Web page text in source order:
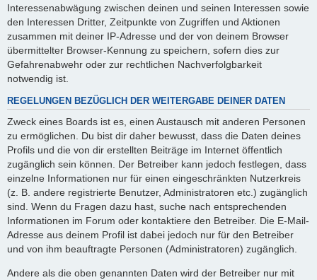
Interessenabwägung zwischen deinen und seinen Interessen sowie
den Interessen Dritter, Zeitpunkte von Zugriffen und Aktionen
zusammen mit deiner IP-Adresse und der von deinem Browser
übermittelter Browser-Kennung zu speichern, sofern dies zur
Gefahrenabwehr oder zur rechtlichen Nachverfolgbarkeit
notwendig ist.
REGELUNGEN BEZÜGLICH DER WEITERGABE DEINER DATEN
Zweck eines Boards ist es, einen Austausch mit anderen Personen
zu ermöglichen. Du bist dir daher bewusst, dass die Daten deines
Profils und die von dir erstellten Beiträge im Internet öffentlich
zugänglich sein können. Der Betreiber kann jedoch festlegen, dass
einzelne Informationen nur für einen eingeschränkten Nutzerkreis
(z. B. andere registrierte Benutzer, Administratoren etc.) zugänglich
sind. Wenn du Fragen dazu hast, suche nach entsprechenden
Informationen im Forum oder kontaktiere den Betreiber. Die E-Mail-
Adresse aus deinem Profil ist dabei jedoch nur für den Betreiber
und von ihm beauftragte Personen (Administratoren) zugänglich.
Andere als die oben genannten Daten wird der Betreiber nur mit